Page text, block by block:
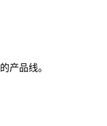
产品线。